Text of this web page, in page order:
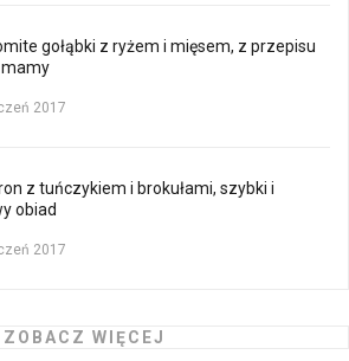
gołąbki z ryżem i mięsem, z przepisu
2017
z tuńczykiem i brokułami, szybki i
obiad
2017
ZOBACZ WIĘCEJ